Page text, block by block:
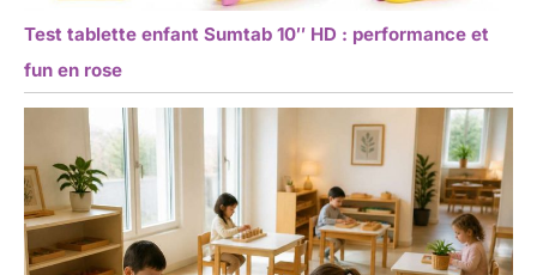
Test tablette enfant Sumtab 10″ HD : performance et
fun en rose